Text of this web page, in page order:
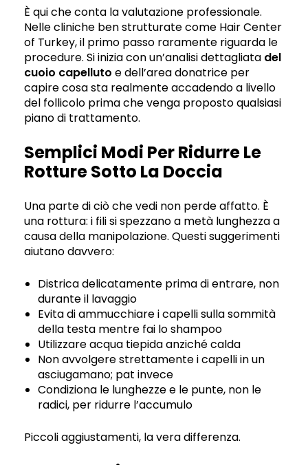
È qui che conta la valutazione professionale.
Nelle cliniche ben strutturate come Hair Center
of Turkey, il primo passo raramente riguarda le
procedure. Si inizia con un’analisi dettagliata del
cuoio capelluto e dell’area donatrice per
capire cosa sta realmente accadendo a livello
del follicolo prima che venga proposto qualsiasi
piano di trattamento.
Semplici Modi Per Ridurre Le
Rotture Sotto La Doccia
Una parte di ciò che vedi non perde affatto. È
una rottura: i fili si spezzano a metà lunghezza a
causa della manipolazione. Questi suggerimenti
aiutano davvero:
Districa delicatamente prima di entrare, non
durante il lavaggio
Evita di ammucchiare i capelli sulla sommità
della testa mentre fai lo shampoo
Utilizzare acqua tiepida anziché calda
Non avvolgere strettamente i capelli in un
asciugamano; pat invece
Condiziona le lunghezze e le punte, non le
radici, per ridurre l’accumulo
Piccoli aggiustamenti, la vera differenza.